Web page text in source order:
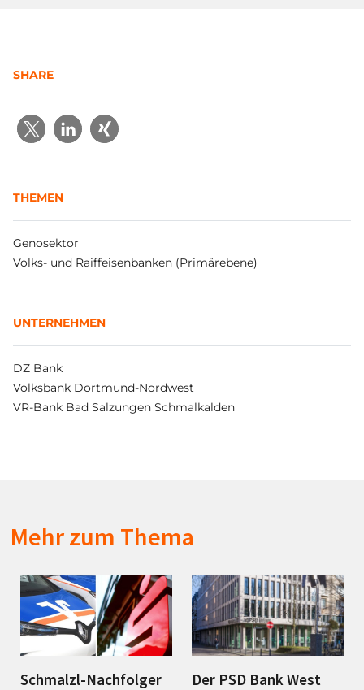
SHARE
THEMEN
Genosektor
Volks- und Raiffeisenbanken (Primärebene)
UNTERNEHMEN
DZ Bank
Volksbank Dortmund-Nordwest
VR-Bank Bad Salzungen Schmalkalden
Mehr zum Thema
Schmalzl-Nachfolger
Der PSD Bank West